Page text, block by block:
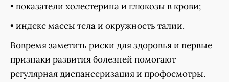
• показатели холестерина и глюкозы в крови;
• индекс массы тела и окружность талии.
Вовремя заметить риски для здоровья и первые
признаки развития болезней помогают
регулярная диспансеризация и профосмотры.